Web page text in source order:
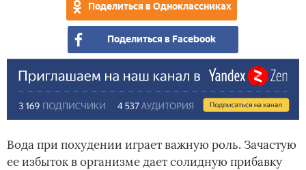
Поделиться в Одноклассниках
Поделиться в Facebook
Вода при похудении играет важную роль. Зачастую
ее избыток в организме дает солидную прибавку